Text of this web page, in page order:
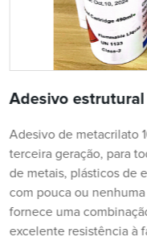
Adesivo estrutural
Adesivo de metacrilato
terceira geração, para
de metais, plásticos de
com pouca ou
fornece uma
excelente resistência à